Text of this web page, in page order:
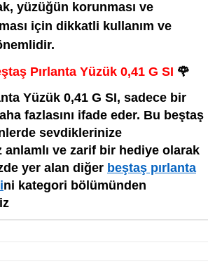
yüzüğün korunması ve
için dikkatli kullanım ve
Pırlanta Yüzük 0,41 G SI 🌹
Yüzük 0,41 G SI, sadece bir
fazlasını ifade eder. Bu beştaş
sevdiklerinize
ve zarif bir hediye olarak
yer alan diğer beştaş pırlanta
ni kategori bölümünden